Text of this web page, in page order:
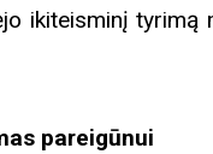
ikiteisminį tyrimą
pareigūnui